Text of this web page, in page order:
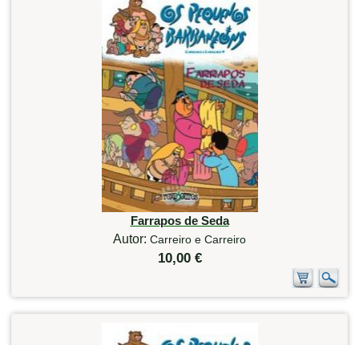
Farrapos de Seda
Autor: Carreiro e Carreiro
10,00 €